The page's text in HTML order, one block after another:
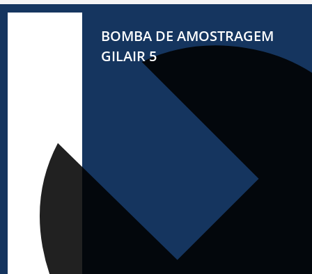
BOMBA DE AMOSTRAGEM
GILAIR 5